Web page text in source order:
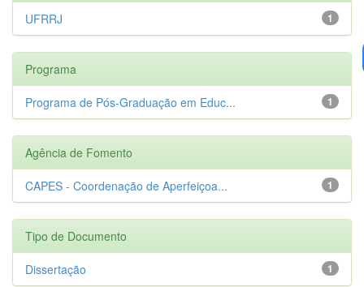
1
UFRRJ
Programa
1
Programa de Pós-Graduação em Educ...
Agência de Fomento
1
CAPES - Coordenação de Aperfeiçoa...
Tipo de Documento
1
Dissertação